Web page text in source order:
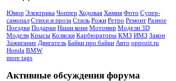
Юмор Электрика Чоппер Ходовая Химия Фото Супер-
самопал Стихи и проза Стиль Рожи Ретро Ремонт Разное
Поездки Подарки Наши кони Мотомир Модели 3D
Модели Крысы Коляски Карбюраторы КМЗ ИМЗ Закон
Зажигание Двигатель Байки про байки Авто oppozit.ru
Honda BMW
more tags
Активные обсуждения форума